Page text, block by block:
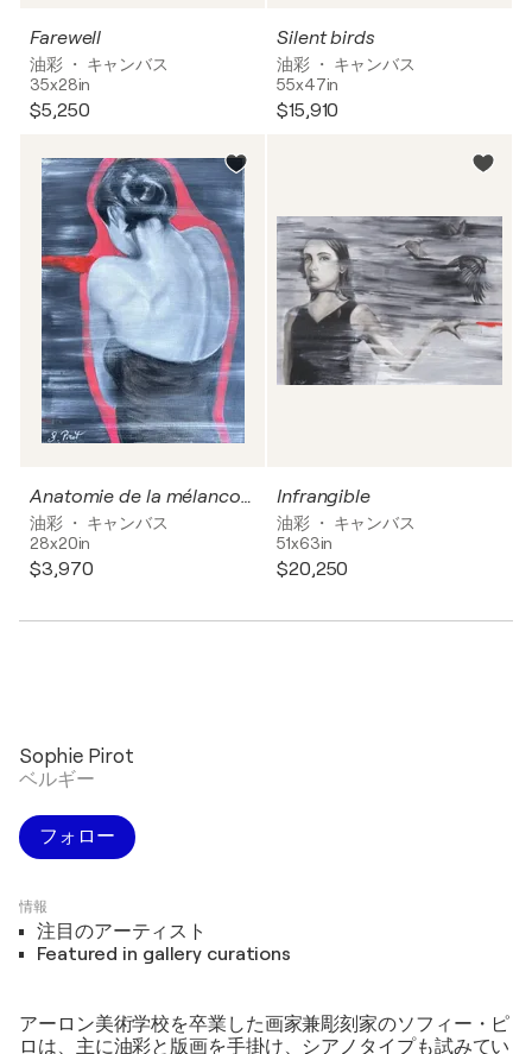
Farewell
油彩 ・ キャンバス
35x28in
$5,250
Silent birds
油彩 ・ キャンバス
55x47in
$15,910
Anatomie de la mélancolie « espace fragile»
油彩 ・ キャンバス
28x20in
$3,970
Infrangible
油彩 ・ キャンバス
51x63in
$20,250
Sophie Pirot
ベルギー
フォロー
情報
注目のアーティスト
Featured in gallery curations
アーロン美術学校を卒業した画家兼彫刻家のソフィー・ピ
ロは、主に油彩と版画を手掛け、シアノタイプも試みてい